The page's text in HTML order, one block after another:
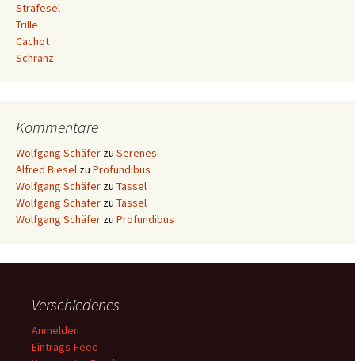
Strafesel
Trille
Cachot
Schranz
Kommentare
Wolfgang Schäfer zu Serenes
Alfred Biesel zu Profundibus
Wolfgang Schäfer zu Tassel
Wolfgang Schäfer zu Tassel
Wolfgang Schäfer zu Profundibus
Verschiedenes
Anmelden
Eintrags-Feed